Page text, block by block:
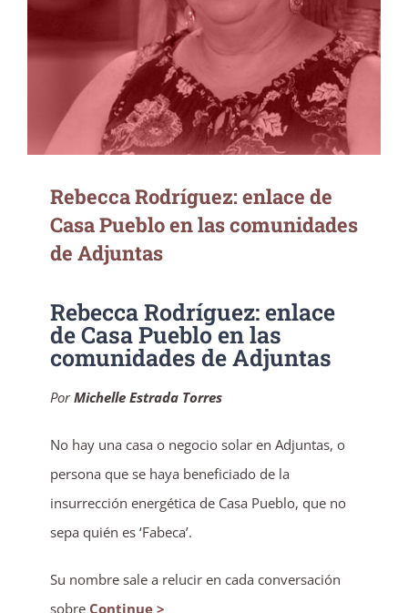
en las comunidades de Adjuntas
Rebecca Rodríguez: enlace de
Casa Pueblo en las comunidades
de Adjuntas
Rebecca Rodríguez: enlace
de Casa Pueblo en las
comunidades de Adjuntas
PorMichelle Estrada Torres
No hay una casa o negocio solar en Adjuntas, o
persona que se haya beneficiado de la
insurrección energética de Casa Pueblo, que no
sepa quién es ‘Fabeca’.
Su nombre sale a relucir en cada conversación
sobre Continue >